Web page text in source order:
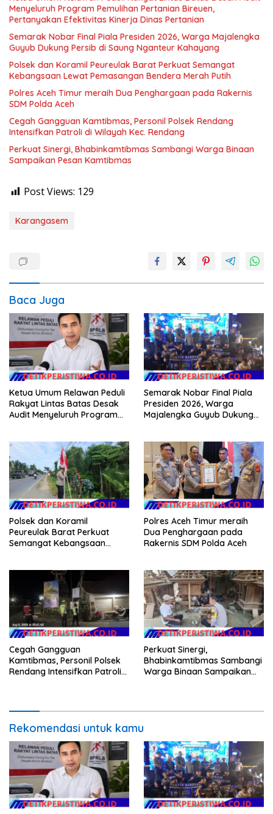
Menyeluruh Program Pemulihan Pertanian Bireuen,
Pertanyakan Efektivitas Kinerja Dinas Pertanian
Semarak Nobar Final Piala Presiden 2026, Warga Majalengka
Guyub Dukung Persib di Saung Nganteur Kahayang
Polsek dan Koramil Peureulak Barat Perkuat Semangat
Kebangsaan Lewat Pemasangan Bendera Merah Putih
Polres Aceh Timur meraih Dua Penghargaan pada Rakernis
SDM Polda Aceh
Cegah Gangguan Kamtibmas, Personil Polsek Rendang
Intensifkan Patroli di Wilayah Kec. Rendang
Perkuat Sinergi, Bhabinkamtibmas Sambangi Warga Binaan
Sampaikan Pesan Kamtibmas
Post Views: 129
Karangasem
Baca Juga
Ketua Umum Relawan Peduli
Rakyat Lintas Batas Desak
Audit Menyeluruh Program
Kinerja Dinas Pertanian
Semarak Nobar Final Piala
Presiden 2026, Warga
Majalengka Guyub Dukung
Polsek dan Koramil
Peureulak Barat Perkuat
Semangat Kebangsaan
Polres Aceh Timur meraih
Dua Penghargaan pada
Rakernis SDM Polda Aceh
Cegah Gangguan
Kamtibmas, Personil Polsek
Rendang Intensifkan Patroli
Perkuat Sinergi,
Bhabinkamtibmas Sambangi
Warga Binaan Sampaikan
Rekomendasi untuk kamu